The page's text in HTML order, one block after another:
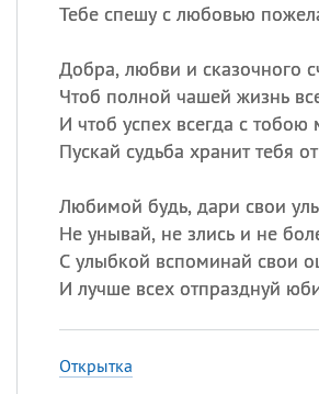
Тебе спешу с любовью
Добра, любви и сказочного
Чтоб полной чашей жизнь
И чтоб успех всегда с тобою
Пускай судьба хранит тебя
Любимой будь, дари свои
Не унывай, не злись и не
С улыбкой вспоминай свои
И лучше всех отпразднуй
Открытка